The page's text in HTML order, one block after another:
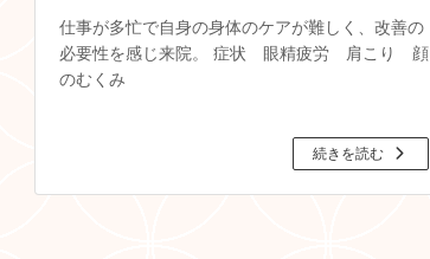
続きを読む
仕事が多忙で自身の身体のケアが難しく、改善の
必要性を感じ来院。 症状 眼精疲労 肩こり 顔
のむくみ